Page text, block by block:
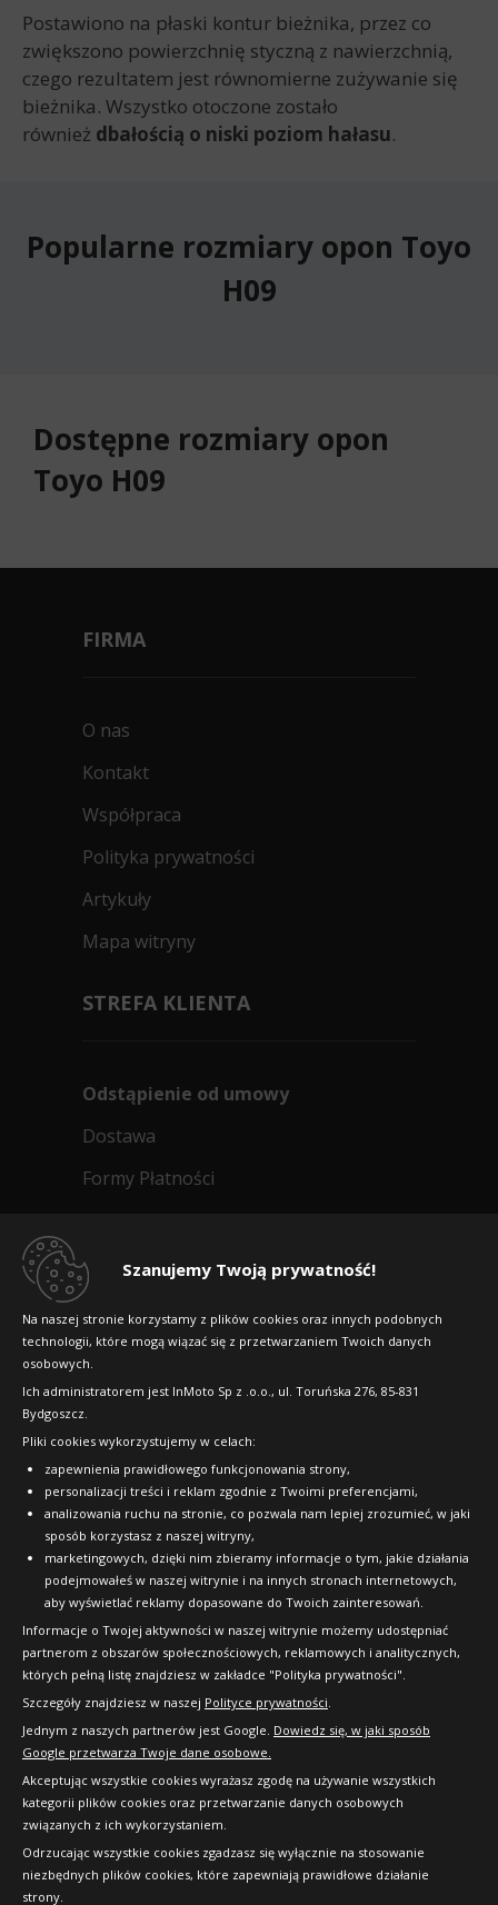
Szanujemy Twoją prywatność!
Na naszej stronie korzystamy z plików cookies oraz innych podobnych
technologii, które mogą wiązać się z przetwarzaniem Twoich danych
osobowych.
Ich administratorem jest InMoto Sp z .o.o., ul. Toruńska 276, 85-831
Bydgoszcz.
Pliki cookies wykorzystujemy w celach:
zapewnienia prawidłowego funkcjonowania strony,
personalizacji treści i reklam zgodnie z Twoimi preferencjami,
analizowania ruchu na stronie, co pozwala nam lepiej zrozumieć, w jaki
sposób korzystasz z naszej witryny,
marketingowych, dzięki nim zbieramy informacje o tym, jakie działania
podejmowałeś w naszej witrynie i na innych stronach internetowych,
aby wyświetlać reklamy dopasowane do Twoich zainteresowań.
Informacje o Twojej aktywności w naszej witrynie możemy udostępniać
partnerom z obszarów społecznościowych, reklamowych i analitycznych,
których pełną listę znajdziesz w zakładce "Polityka prywatności".
Szczegóły znajdziesz w naszej Polityce prywatności.
Jednym z naszych partnerów jest Google. Dowiedz się, w jaki sposób
Google przetwarza Twoje dane osobowe.
Akceptując wszystkie cookies wyrażasz zgodę na używanie wszystkich
kategorii plików cookies oraz przetwarzanie danych osobowych
związanych z ich wykorzystaniem.
Odrzucając wszystkie cookies zgadzasz się wyłącznie na stosowanie
niezbędnych plików cookies, które zapewniają prawidłowe działanie
strony.
Postawiono na płaski kontur bieżnika, przez co
zwiększono powierzchnię styczną z nawierzchnią,
czego rezultatem jest równomierne zużywanie się
bieżnika. Wszystko otoczone zostało
również dbałością o niski poziom hałasu.
Popularne rozmiary opon Toyo
H09
Dostępne rozmiary opon
Toyo H09
FIRMA
O nas
Kontakt
Współpraca
Polityka prywatności
Artykuły
Mapa witryny
STREFA KLIENTA
Odstąpienie od umowy
Dostawa
Formy Płatności
Dlaczego warto kupić w 24opony.pl
Raty
FAQ
OFICJALNY PARTNER